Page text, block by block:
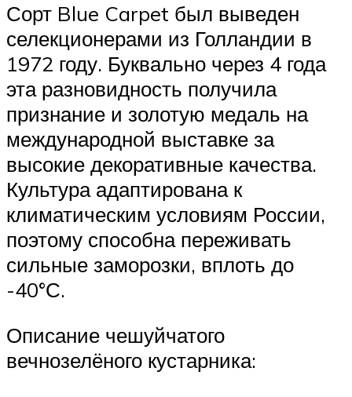
Сорт Blue Carpet был выведен
селекционерами из Голландии в
1972 году. Буквально через 4 года
эта разновидность получила
признание и золотую медаль на
международной выставке за
высокие декоративные качества.
Культура адаптирована к
климатическим условиям России,
поэтому способна переживать
сильные заморозки, вплоть до
-40°С.
Описание чешуйчатого
вечнозелёного кустарника: